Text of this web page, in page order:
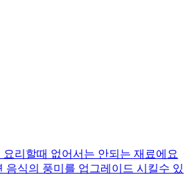
리할때 없어서는 안되는 재료에요
음식의 풍미를 업그레이드 시킬수 있